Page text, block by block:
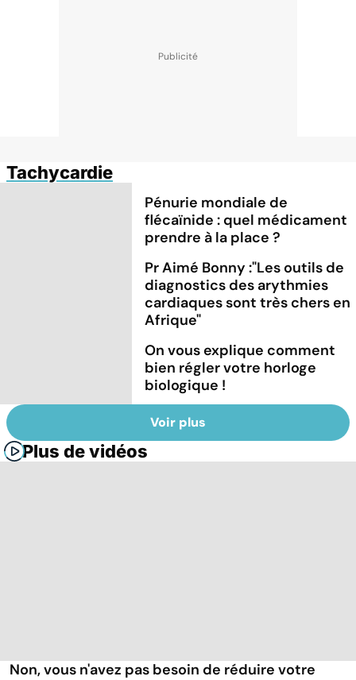
Tachycardie
Pénurie mondiale de
flécaïnide : quel médicament
prendre à la place ?
Pr Aimé Bonny :"Les outils de
diagnostics des arythmies
cardiaques sont très chers en
Afrique"
On vous explique comment
bien régler votre horloge
biologique !
Voir plus
Plus de vidéos
Non, vous n'avez pas besoin de réduire votre